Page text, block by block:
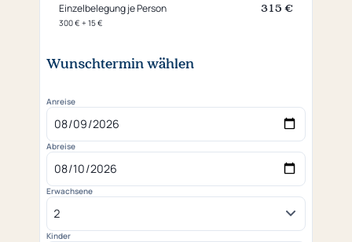
Einzelbelegung je Person
300 € + 15 €
315 €
Wunschtermin wählen
Anreise
Abreise
Erwachsene
Kinder